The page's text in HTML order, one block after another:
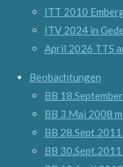
ITT 2010
ITV 2024 in
April 2026 TTS
Beobachtungen
BB
BB 3.Mai 2008
BB
BB